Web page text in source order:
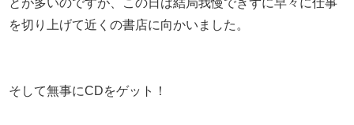
とが多いのですが、この日は結局我慢できずに早々に仕事
を切り上げて近くの書店に向かいました。
そして無事にCDをゲット！